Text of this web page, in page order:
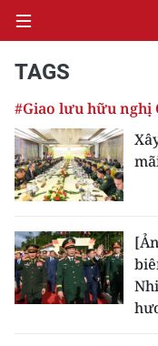
CHÍNH TRỊ
KINH TẾ
XÃ HỘI
PHÁP LUẬT
TAGS
#Giao lưu hữu nghị